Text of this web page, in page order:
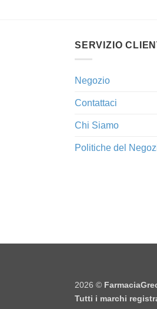
SERVIZIO
Negozio
Contattaci
Chi Siamo
Politiche del
2026 ©
Tutti i marchi